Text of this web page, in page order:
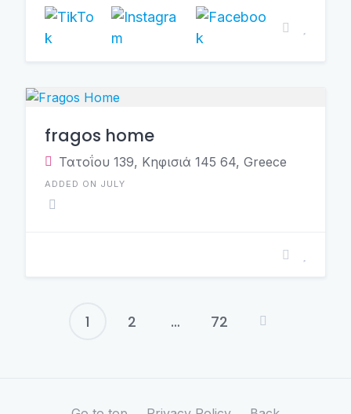
fragos home
Τατοΐου 139, Κηφισιά 145 64, Greece
ADDED ON JULY
Posts
1 2 … 72